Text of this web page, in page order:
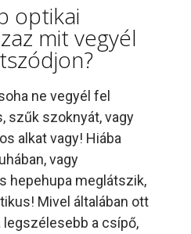
optikai
mit vegyél
ne vegyél fel
szűk szoknyát, vagy
alkat vagy! Hiába
vagy
hepehupa meglátszik,
Mivel általában ott
legszélesebb a csípő,